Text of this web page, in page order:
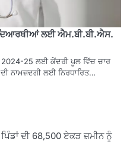
ਲਈ ਐਮ.ਬੀ.ਬੀ.ਐਸ.
25 ਲਈ ਕੇਂਦਰੀ ਪੂਲ ਵਿੱਚ ਚਾਰ
ਨਾਮਜ਼ਦਗੀ ਲਈ ਨਿਰਧਾਰਿਤ…
ਦੀ 68,500 ਏਕੜ ਜ਼ਮੀਨ ਨੂੰ